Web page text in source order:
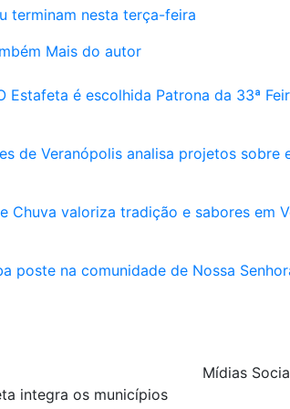
terminam nesta terça-feira
Mais do autor
Estafeta é escolhida Patrona da 33ª
de Veranópolis analisa projetos
Chuva valoriza tradição e sabores em
poste na comunidade de Nossa
integra os municípios
Mídias